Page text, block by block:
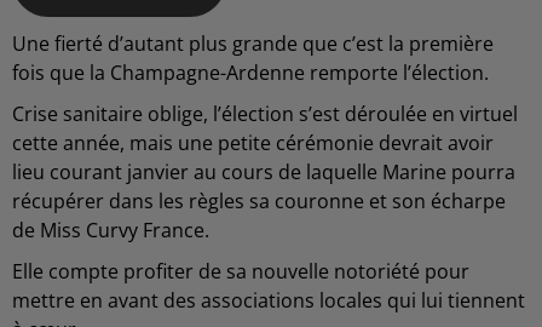
Une fierté d’autant plus grande que c’est la première
fois que la Champagne-Ardenne remporte l’élection.
Crise sanitaire oblige, l’élection s’est déroulée en virtuel
cette année, mais une petite cérémonie devrait avoir
lieu courant janvier au cours de laquelle Marine pourra
récupérer dans les règles sa couronne et son écharpe
de Miss Curvy France.
Elle compte profiter de sa nouvelle notoriété pour
mettre en avant des associations locales qui lui tiennent